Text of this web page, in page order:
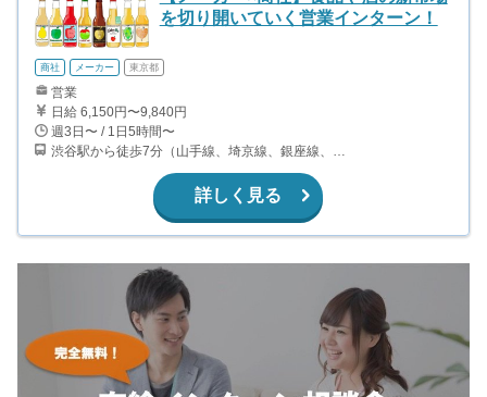
を切り開いていく営業インターン！
商社 メーカー 東京都
営業
日給 6,150円〜9,840円
週3日〜 / 1日5時間〜
渋谷駅から徒歩7分（山手線、埼京線、銀座線、半蔵門線、ほか）
詳しく見る